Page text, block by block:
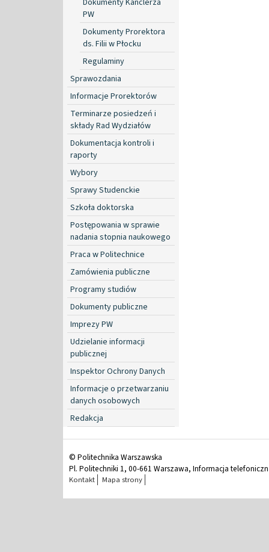
PW
Dokumenty Prorektora
ds. Filii w Płocku
Regulaminy
Sprawozdania
Informacje Prorektorów
Terminarze posiedzeń i
składy Rad Wydziałów
Dokumentacja kontroli i
raporty
Wybory
Sprawy Studenckie
Szkoła doktorska
Postępowania w sprawie
nadania stopnia naukowego
Praca w Politechnice
Zamówienia publiczne
Programy studiów
Dokumenty publiczne
Imprezy PW
Udzielanie informacji
publicznej
Inspektor Ochrony Danych
Informacje o przetwarzaniu
danych osobowych
Redakcja
© Politechnika Warszawska
Pl. Politechniki 1, 00-661 Warszawa, Informacja
Kontakt Mapa strony